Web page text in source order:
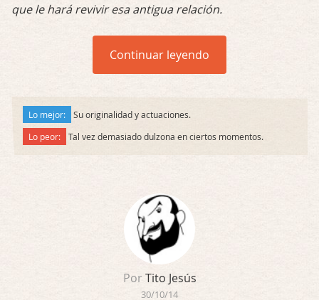
que le hará revivir esa antigua relación.
Continuar leyendo
Lo mejor:
Su originalidad y actuaciones.
Lo peor:
Tal vez demasiado dulzona en ciertos momentos.
PorTito Jesús
30/10/14